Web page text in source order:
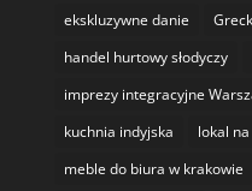
ekskluzywne danie
handel hurtowy słodyczy
imprezy integracyjne
kuchnia indyjska
lokal
meble do biura w krakowie